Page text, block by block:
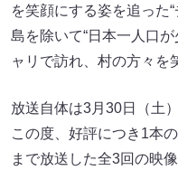
を笑顔にする姿を追った
島を除いて“日本一人口
ャリで訪れ、村の方々を
放送自体は3月30日（土
この度、好評につき1本
まで放送した全3回の映